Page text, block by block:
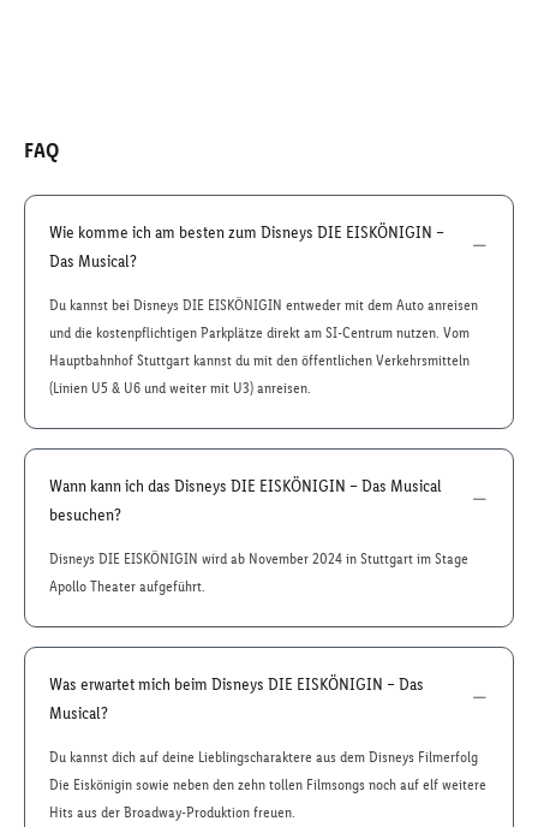
FAQ
Wie komme ich am besten zum Disneys DIE EISKÖNIGIN –
Das Musical?
Du kannst bei Disneys DIE EISKÖNIGIN entweder mit dem Auto anreisen
und die kostenpflichtigen Parkplätze direkt am SI-Centrum nutzen. Vom
Hauptbahnhof Stuttgart kannst du mit den öffentlichen Verkehrsmitteln
(Linien U5 & U6 und weiter mit U3) anreisen.
Wann kann ich das Disneys DIE EISKÖNIGIN – Das Musical
besuchen?
Disneys DIE EISKÖNIGIN wird ab November 2024 in Stuttgart im Stage
Apollo Theater aufgeführt.
Was erwartet mich beim Disneys DIE EISKÖNIGIN – Das
Musical?
Du kannst dich auf deine Lieblingscharaktere aus dem Disneys Filmerfolg
Die Eiskönigin sowie neben den zehn tollen Filmsongs noch auf elf weitere
Hits aus der Broadway-Produktion freuen.